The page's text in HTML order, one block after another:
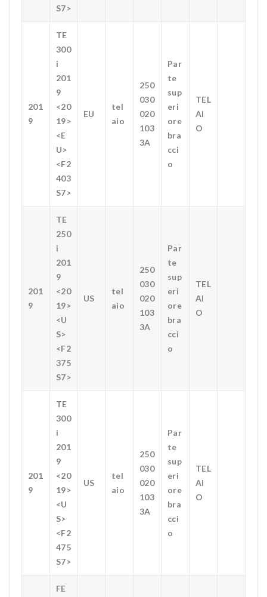
S7>
201
9
TE
300
i
201
9
<20
19>
<E
U>
<F2
403
S7>
EU
tel
aio
250
030
020
103
3A
Par
te
sup
eri
ore
bra
cci
o
TEL
AI
O
201
9
TE
250
i
201
9
<20
19>
<U
S>
<F2
375
S7>
US
tel
aio
250
030
020
103
3A
Par
te
sup
eri
ore
bra
cci
o
TEL
AI
O
201
9
TE
300
i
201
9
<20
19>
<U
S>
<F2
475
S7>
US
tel
aio
250
030
020
103
3A
Par
te
sup
eri
ore
bra
cci
o
TEL
AI
O
FE